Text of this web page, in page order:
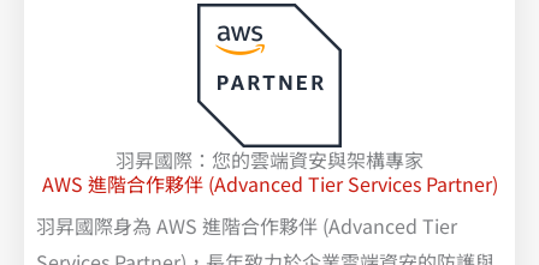
羽昇國際：您的雲端資安與架構專家
AWS 進階合作夥伴 (Advanced Tier Services Partner)
羽昇國際身為 AWS 進階合作夥伴 (Advanced Tier